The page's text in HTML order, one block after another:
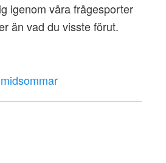
igenom våra frågesporter
än vad du visste förut.